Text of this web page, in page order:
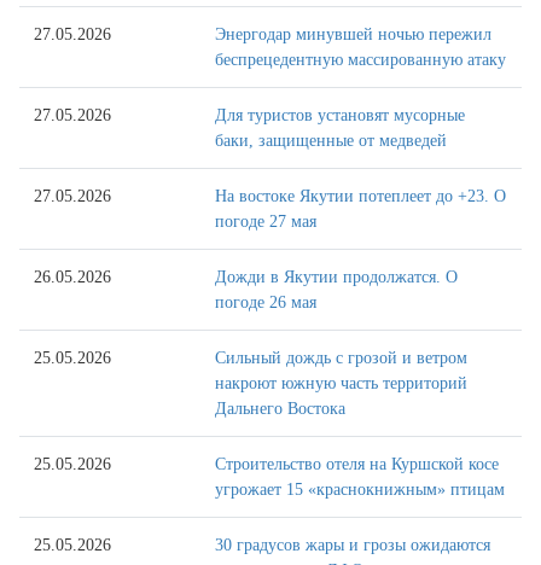
27.05.2026
Энергодар минувшей ночью пережил
беспрецедентную массированную атаку
27.05.2026
Для туристов установят мусорные
баки, защищенные от медведей
27.05.2026
На востоке Якутии потеплеет до +23. О
погоде 27 мая
26.05.2026
Дожди в Якутии продолжатся. О
погоде 26 мая
25.05.2026
Сильный дождь с грозой и ветром
накроют южную часть территорий
Дальнего Востока
25.05.2026
Строительство отеля на Куршской косе
угрожает 15 «краснокнижным» птицам
25.05.2026
30 градусов жары и грозы ожидаются